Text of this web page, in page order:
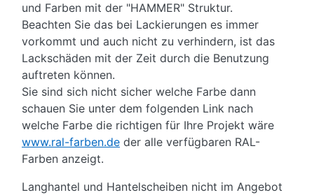
und Farben mit der "HAMMER" Struktur.
Beachten Sie das bei Lackierungen es immer
vorkommt und auch nicht zu verhindern, ist das
Lackschäden mit der Zeit durch die Benutzung
auftreten können.
Sie sind sich nicht sicher welche Farbe dann
schauen Sie unter dem folgenden Link nach
welche Farbe die richtigen für Ihre Projekt wäre
www.ral-farben.de der alle verfügbaren RAL-
Farben anzeigt.
Langhantel und Hantelscheiben nicht im Angebot